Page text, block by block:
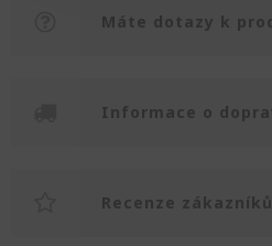
Máte dotazy k
Informace o
Recenze zákazníků